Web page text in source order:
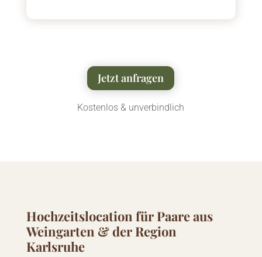
Jetzt anfragen
Kostenlos & unverbindlich
Hochzeitslocation für Paare aus
Weingarten & der Region
Karlsruhe